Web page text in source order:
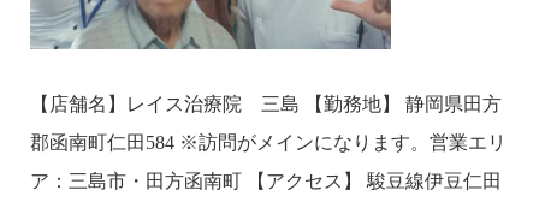
【店舗名】レイス治療院 三島 【勤務地】 静岡県田方
郡函南町仁田584 ※訪問がメインになります。営業エリ
ア：三島市・田方函南町 【アクセス】 駿豆線伊豆仁田